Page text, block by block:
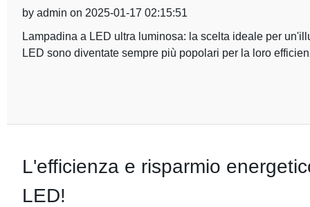
by admin on 2025-01-17 02:15:51
Lampadina a LED ultra luminosa: la scelta ideale per
LED sono diventate sempre più popolari per la loro
L'efficienza e risparmio
LED!